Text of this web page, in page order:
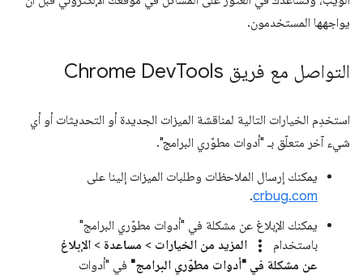
يواجهها المستخدمون.
التواصل مع فريق Chrome Dev Tools
استخدِم الخيارات التالية لمناقشة الميزات الجديدة أو التحديثات أو أي
شيء آخر متعلّق بـ "أدوات مطوّري البرامج".
يمكنك إرسال الملاحظات وطلبات الميزات إلينا على
crbug.com
.
يمكنك الإبلاغ عن مشكلة في "أدوات مطوّري البرامج"
باستخدام
more_vert المزيد من الخيارات > مساعدة > الإبلاغ
عن مشكلة في "أدوات مطوّري البرامج" في "أدوات